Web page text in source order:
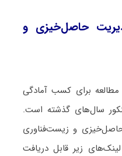
حاصل‌خیزی و
برای کسب آمادگی
سال‌های گذشته است.
و زیست‌فناوری
زیر قابل دریافت